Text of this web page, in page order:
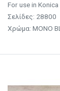
For use in
Σελίδες: 28800
Χρώμα: MONO